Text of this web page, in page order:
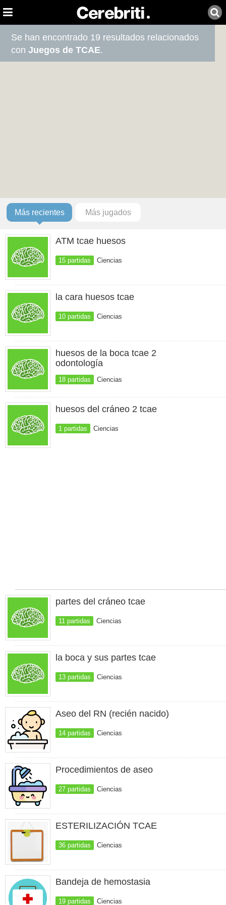
Se han encontrado 19 resultados relacionados
conJuegos de TCAE.
Más recientes Más jugados
ATM tcae huesos
15 partidas Ciencias
la cara huesos tcae
10 partidas Ciencias
huesos de la boca tcae 2
odontología
18 partidas Ciencias
huesos del cráneo 2 tcae
1 partidas Ciencias
partes del cráneo tcae
11 partidas Ciencias
la boca y sus partes tcae
13 partidas Ciencias
Aseo del RN (recién nacido)
14 partidas Ciencias
Procedimientos de aseo
27 partidas Ciencias
ESTERILIZACIÓN TCAE
36 partidas Ciencias
Bandeja de hemostasia
19 partidas Ciencias